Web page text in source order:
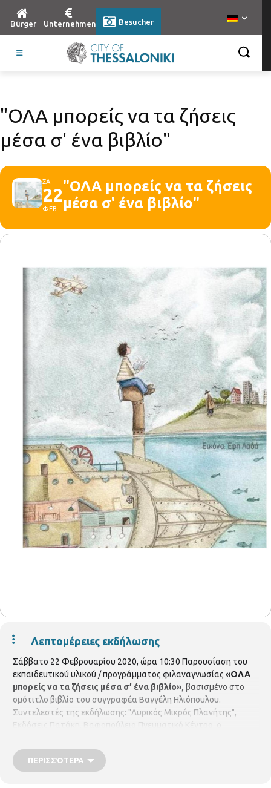
Bürger Unternehmen Besucher
"ΟΛΑ μπορείς να τα ζήσεις
μέσα σ' ένα βιβλίο"
ΣΑ
22
ΦΕΒ
"ΟΛΑ μπορείς να τα ζήσεις
μέσα σ' ένα βιβλίο"
Λεπτομέρειες εκδήλωσης
Σάββατο 22 Φεβρουαρίου 2020, ώρα 10:30 Παρουσίαση του
εκπαιδευτικού υλικού / προγράμματος φιλαναγνωσίας «ΟΛΑ
μπορείς να τα ζήσεις μέσα σ’ ένα βιβλίο», βασισμένο στο
ομότιτλο βιβλίο του συγγραφέα Βαγγέλη Ηλιόπουλου.
Συντελεστές της εκδήλωσης: "Λυρικός Μικρός Πλανήτης",
Εκδόσεις Πατάκη, Βαφοπούλειο Πνευματικό Κέντρο, ο
εμψυχώτρια θεατρικού παιχνιδιού Σοφία Μελιγκοπούλου. Στις
12:00 θα παρουσιαστεί προσομοίωση του προγράμματος από
ΠΕΡΙΣΣΌΤΕΡΑ